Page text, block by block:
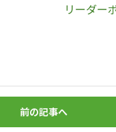
リーダー
前の記事へ